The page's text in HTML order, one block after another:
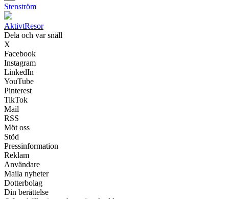
Stenström
AktivtResor
Dela och var snäll
X
Facebook
Instagram
LinkedIn
YouTube
Pinterest
TikTok
Mail
RSS
Möt oss
Stöd
Pressinformation
Reklam
Användare
Maila nyheter
Dotterbolag
Din berättelse